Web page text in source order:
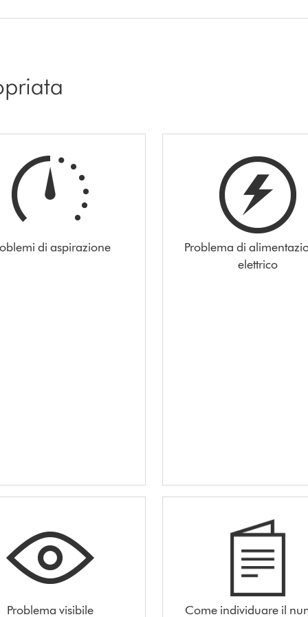
di aspirazione
Problema di
elettrico
Problema visibile Come individuare il